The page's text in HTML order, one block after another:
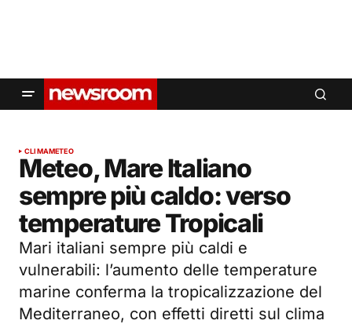
CLIMAMETEO
Meteo, Mare Italiano
sempre più caldo: verso
temperature Tropicali
Mari italiani sempre più caldi e
vulnerabili: l’aumento delle temperature
marine conferma la tropicalizzazione del
Mediterraneo, con effetti diretti sul clima